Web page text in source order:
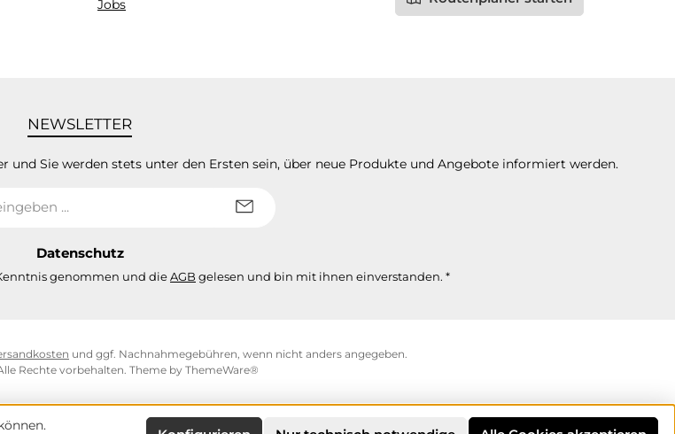
Jobs
NEWSLETTER
Sie werden stets unter den Ersten sein, über neue Produkte und Angebote informiert werden.
Datenschutz
genommen und dieAGB gelesen und bin mit ihnen einverstanden. *
und ggf. Nachnahmegebühren, wenn nicht anders angegeben.
Rechte vorbehalten. Theme by ThemeWare®